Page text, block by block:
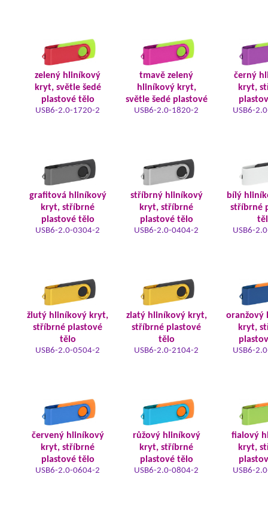
zelený hliníkový
kryt, světle šedé
plastové tělo
USB6-2.0-1720-2
tmavě zelený
hliníkový kryt,
světle šedé plastové
USB6-2.0-1820-2
černý
kryt,
USB6-
grafitová hliníkový
kryt, stříbrné
plastové tělo
USB6-2.0-0304-2
stříbrný hliníkový
kryt, stříbrné
plastové tělo
USB6-2.0-0404-2
bílý
stříbrné
USB6-
žlutý hliníkový kryt,
stříbrné plastové
tělo
USB6-2.0-0504-2
zlatý hliníkový kryt,
stříbrné plastové
tělo
USB6-2.0-2104-2
oranžový
kryt,
USB6-
červený hliníkový
kryt, stříbrné
plastové tělo
USB6-2.0-0604-2
růžový hliníkový
kryt, stříbrné
plastové tělo
USB6-2.0-0804-2
fialový
kryt,
USB6-